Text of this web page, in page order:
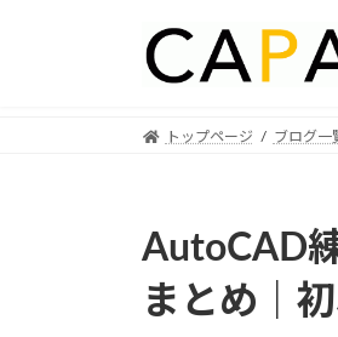
トップページ ブログ一
AutoCAD
まとめ｜